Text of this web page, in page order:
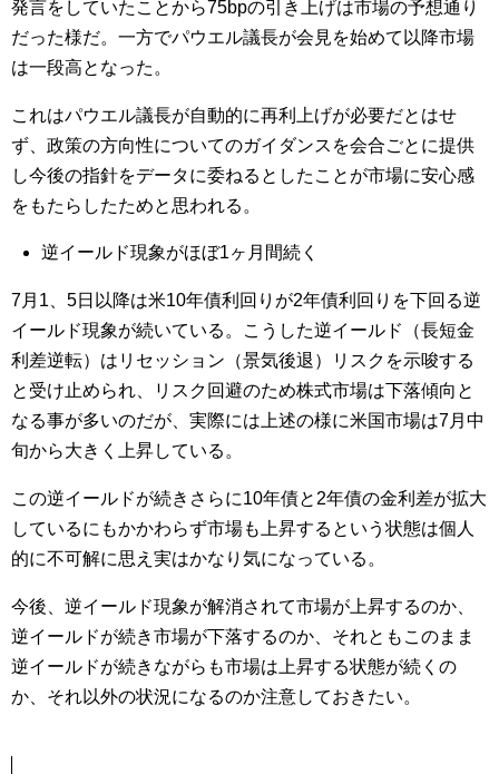
発言をしていたことから75bpの引き上げは市場の予想通り
だった様だ。一方でパウエル議長が会見を始めて以降市場
は一段高となった。
これはパウエル議長が自動的に再利上げが必要だとはせ
ず、政策の方向性についてのガイダンスを会合ごとに提供
し今後の指針をデータに委ねるとしたことが市場に安心感
をもたらしたためと思われる。
逆イールド現象がほぼ1ヶ月間続く
7月1、5日以降は米10年債利回りが2年債利回りを下回る逆
イールド現象が続いている。こうした逆イールド（長短金
利差逆転）はリセッション（景気後退）リスクを示唆する
と受け止められ、リスク回避のため株式市場は下落傾向と
なる事が多いのだが、実際には上述の様に米国市場は7月中
旬から大きく上昇している。
この逆イールドが続きさらに10年債と2年債の金利差が拡大
しているにもかかわらず市場も上昇するという状態は個人
的に不可解に思え実はかなり気になっている。
今後、逆イールド現象が解消されて市場が上昇するのか、
逆イールドが続き市場が下落するのか、それともこのまま
逆イールドが続きながらも市場は上昇する状態が続くの
か、それ以外の状況になるのか注意しておきたい。